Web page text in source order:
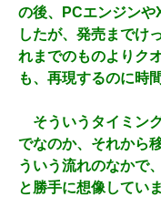
の後、PCエンジンや
したが、発売まで
れまでのものよりク
も、再現するのに時
そういうタイミン
でなのか、それから
ういう流れのなかで
と勝手に想像していま